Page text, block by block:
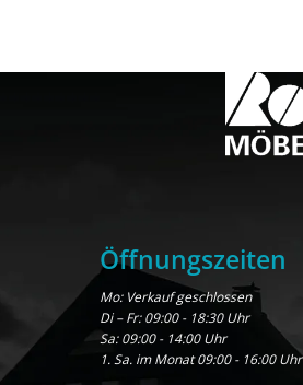
Öffnungszeiten
Mo: Verkauf geschlossen
Di – Fr: 09:00 - 18:30 Uhr
Sa: 09:00 - 14:00 Uhr
1. Sa. im Monat 09:00 - 16:00 Uhr